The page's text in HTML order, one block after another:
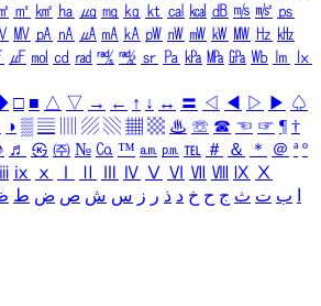
㎡ ㎢ ㏊ ㎍ ㎎ ㎏ ㏏ ㎈ ㎉ ㏈ ㎧ ㎨ ㎰
㎹ ㎀ ㎁ ㎂ ㎃ ㎄ ㎺ ㎻ ㎽ ㎾ ㎿ ㎐ ㎑
㎌ ㏖ ㏅ ㎭ ㎮ ㎯ ㏛ ㎩ ㎪ ㎫ ㎬ ㏝ ㏐
㏓
□ ■ △ ▽ → ← ↑ ↓ ↔ 〓 ◁ ◀ ▷ ▶ ♤
◑ ▒ ▤ ▨ ▧ ▦ ▩ ♨ ☏ ☎ ☜ ☞ ¶ †
♬ ㉿ ㈜ № ㏇ ™ ㏂ ㏘ ℡ ＃ ＆ ＊ ＠ ª º
ⅸ ⅹ Ⅳ Ⅴ Ⅵ Ⅶ Ⅷ Ⅸ Ⅹ
ب ت ث ج ح خ د ذ ر ز س ش ص ض ط